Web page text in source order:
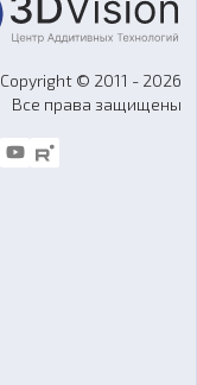
Copyright © 2011 - 2026
Все права защищены